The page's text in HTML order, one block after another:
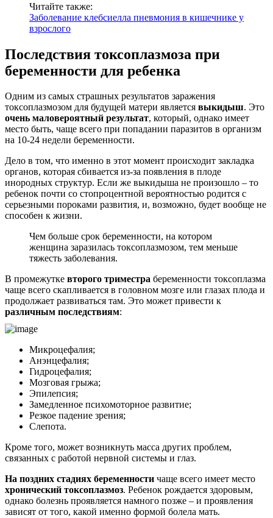
Читайте также:
Заболевание клебсиелла пневмония в кишечнике у
взрослого
Последствия токсоплазмоза при
беременности для ребенка
Одним из самых страшных результатов заражения
токсоплазмозом для будущей матери является выкидыш. Это
очень маловероятный результат, который, однако имеет
место быть, чаще всего при попадании паразитов в организм
на 10-24 недели беременности.
Дело в том, что именно в этот момент происходит закладка
органов, которая сбивается из-за появления в плоде
инородных структур. Если же выкидыша не произошло – то
ребенок почти со стопроцентной вероятностью родится с
серьезными пороками развития, и, возможно, будет вообще не
способен к жизни.
Чем больше срок беременности, на котором
женщина заразилась токсоплазмозом, тем меньше
тяжесть заболевания.
В промежутке второго триместра беременности токсоплазма
чаще всего скапливается в головном мозге или глазах плода и
продолжает развиваться там. Это может привести к
различным последствиям:
Микроцефалия;
Анэнцефалия;
Гидроцефалия;
Мозговая грыжа;
Эпилепсия;
Замедленное психомоторное развитие;
Резкое падение зрения;
Слепота.
Кроме того, может возникнуть масса других проблем,
связанных с работой нервной системы и глаз.
На поздних стадиях беременности чаще всего имеет место
хронический токсоплазмоз. Ребенок рождается здоровым,
однако болезнь проявляется намного позже – и проявления
зависят от того, какой именно формой болела мать.